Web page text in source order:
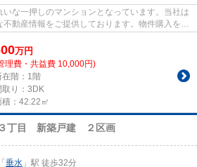
な一押しのマンションとなっています。当社は
動産情報をご提供しております。物件購入をご
万円
理費・共益費 10,000円)
在階：1階
取り：3DK
積：42.22㎡
３丁目 新築戸建 ２区画
「 垂水 」駅 徒歩32分